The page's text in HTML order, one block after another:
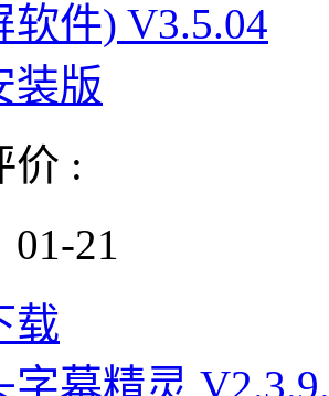
价 :
01-21
载
字幕精灵